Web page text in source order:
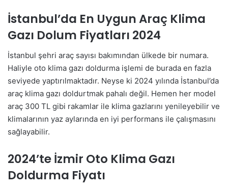
İstanbul’da En Uygun Araç Klima
Gazı Dolum Fiyatları 2024
İstanbul şehri araç sayısı bakımından ülkede bir numara.
Haliyle oto klima gazı doldurma işlemi de burada en fazla
seviyede yaptırılmaktadır. Neyse ki 2024 yılında İstanbul’da
araç klima gazı doldurtmak pahalı değil. Hemen her model
araç 300 TL gibi rakamlar ile klima gazlarını yenileyebilir ve
klimalarının yaz aylarında en iyi performans ile çalışmasını
sağlayabilir.
2024’te İzmir Oto Klima Gazı
Doldurma Fiyatı